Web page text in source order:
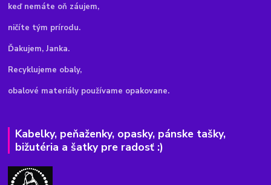
keď nemáte oň záujem,
ničíte tým prírodu.
Ďakujem, Janka.
Recyklujeme obaly,
obalové materiály používame opakovane.
Kabelky, peňaženky, opasky, pánske tašky,
bižutéria a šatky pre radosť :)